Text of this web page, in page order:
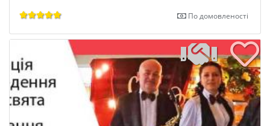
По домовленості